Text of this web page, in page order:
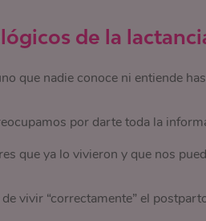
de la
que nadie conoce ni entiende
por darte toda la
que ya lo vivieron y que nos
vivir “correctamente” el